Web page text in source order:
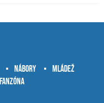
Nábory
Mládež
Fanzóna